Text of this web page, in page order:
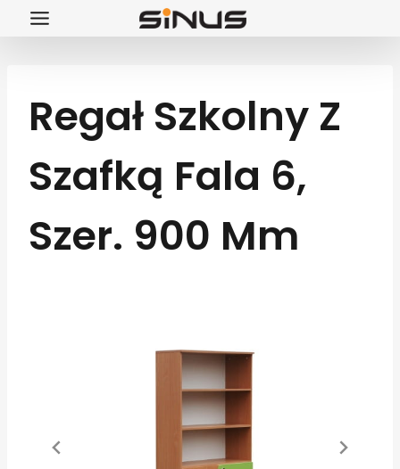
Przejdź
Regał Szkolny Z
Szafką Fala 6,
Szer. 900 Mm